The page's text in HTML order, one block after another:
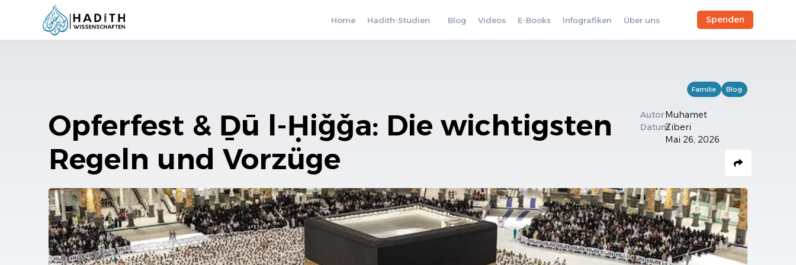
Home Hadith-Studien Blog Videos E-Books Infografiken Über uns Spenden
Blog
Familie
Opferfest & Ḏū l-Ḥiǧǧa: Die wichtigsten
Regeln und Vorzüge
Autor
Datum
Muhamet
Ziberi
Mai 26, 2026